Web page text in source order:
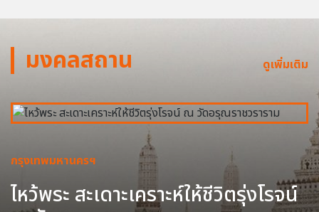
มงคลสถาน ดูเพิ่มเติม
กรุงเทพมหานครฯ
ไหว้พระ สะเดาะเคราะห์ให้ชีวิตรุ่งโรจน์